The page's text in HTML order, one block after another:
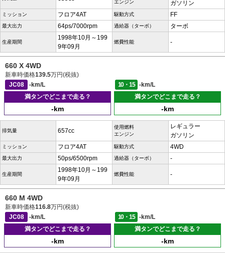
エンジン
ガソリン
ミッション フロア4AT 駆動方式 FF
最大出力 64ps/7000rpm 過給器（ターボ） ターボ
生産期間
1998年10月～199
9年09月
燃費性能 -
660 X 4WD
新車時価格139.5万円(税抜)
JC08
-km/L 10・15
-km/L
満タンでどこまで走る？
-km
満タンでどこまで走る？
-km
排気量 657cc
使用燃料
エンジン
レギュラー
ガソリン
ミッション フロア4AT 駆動方式 4WD
最大出力 50ps/6500rpm 過給器（ターボ） -
生産期間
1998年10月～199
9年09月
燃費性能 -
660 M 4WD
新車時価格116.8万円(税抜)
JC08
-km/L 10・15
-km/L
満タンでどこまで走る？
-km
満タンでどこまで走る？
-km